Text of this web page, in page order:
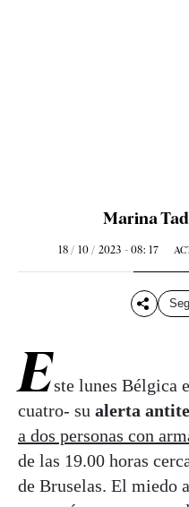
Marina
18 / 10 / 2023 - 08: 17
Este lunes Bélgica
cuatro- su alerta
a dos personas con
de las 19.00 horas
de Bruselas. El miedo